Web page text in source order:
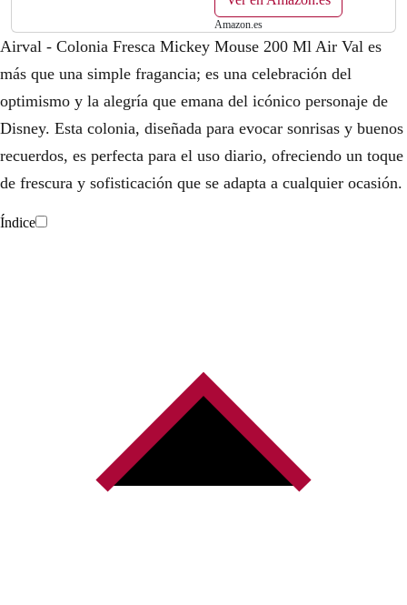
Amazon.es
Airval - Colonia Fresca Mickey Mouse 200 Ml Air Val es
más que una simple fragancia; es una celebración del
optimismo y la alegría que emana del icónico personaje de
Disney. Esta colonia, diseñada para evocar sonrisas y buenos
recuerdos, es perfecta para el uso diario, ofreciendo un toque
de frescura y sofisticación que se adapta a cualquier ocasión.
Índice